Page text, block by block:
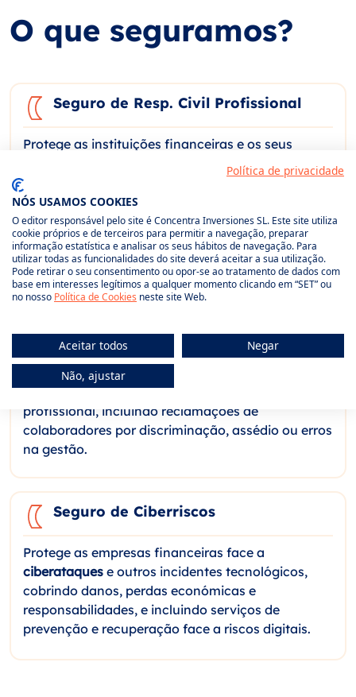
O que seguramos?
Seguro de Resp. Civil Profissional
Protege as instituições financeiras e os seus
profissionais face a reclamações derivadas de
erros, negligências ou incumprimentos na
prestação de serviços, cobrindo danos a terceiros
por aconselhamento incorreto ou decisões
involuntárias.
Seguro de D&O (Administradores e
Salvaguarda o património pessoal de
administradores e diretores face a
responsabilidades derivadas do seu desempenho
profissional, incluindo reclamações de
colaboradores por discriminação, assédio ou erros
na gestão.
Seguro de Ciberriscos
Protege as empresas financeiras face a
ciberataques e outros incidentes tecnológicos,
cobrindo danos, perdas económicas e
responsabilidades, e incluindo serviços de
prevenção e recuperação face a riscos digitais.
Política de privacidade
NÓS USAMOS COOKIES
O editor responsável pelo site é Concentra Inversiones SL. Este site utiliza
cookie próprios e de terceiros para permitir a navegação, preparar
informação estatística e analisar os seus hábitos de navegação. Para
utilizar todas as funcionalidades do site deverá aceitar a sua utilização.
Pode retirar o seu consentimento ou opor-se ao tratamento de dados com
base em interesses legítimos a qualquer momento clicando em “SET” ou
no nosso Política de Cookies neste site Web.
Aceitar todos
Negar
Não, ajustar